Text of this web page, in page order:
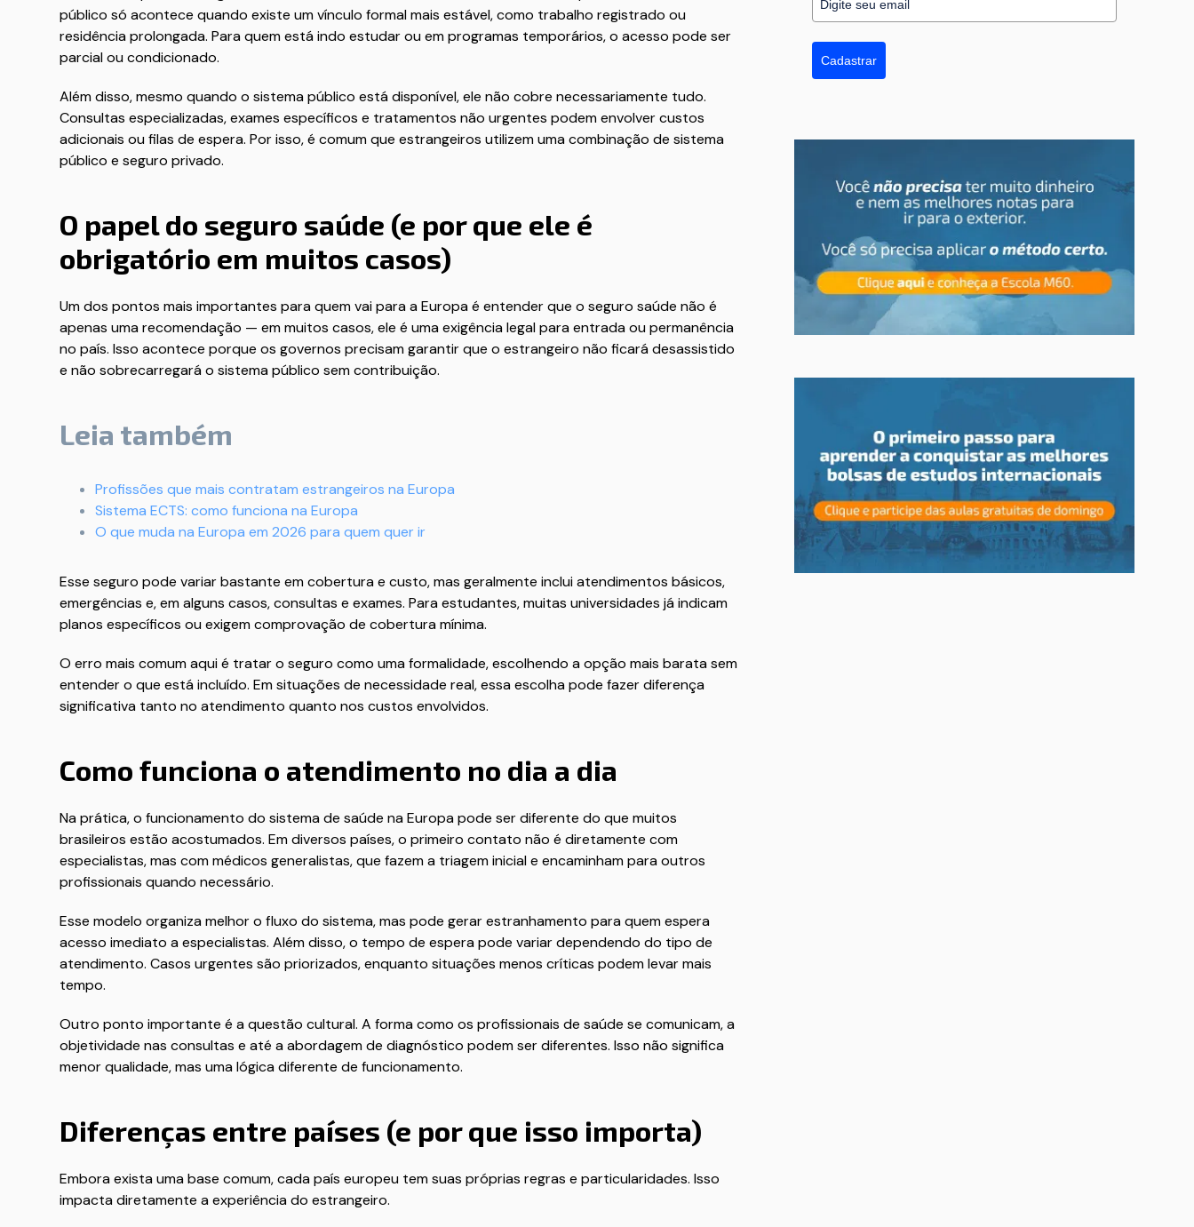
público só acontece quando existe um vínculo formal mais estável, como trabalho registrado ou
residência prolongada. Para quem está indo estudar ou em programas temporários, o acesso pode ser
parcial ou condicionado.
Além disso, mesmo quando o sistema público está disponível, ele não cobre necessariamente tudo.
Consultas especializadas, exames específicos e tratamentos não urgentes podem envolver custos
adicionais ou filas de espera. Por isso, é comum que estrangeiros utilizem uma combinação de sistema
público e seguro privado.
O papel do seguro saúde (e por que ele é
obrigatório em muitos casos)
Um dos pontos mais importantes para quem vai para a Europa é entender que o seguro saúde não é
apenas uma recomendação — em muitos casos, ele é uma exigência legal para entrada ou permanência
no país. Isso acontece porque os governos precisam garantir que o estrangeiro não ficará desassistido
e não sobrecarregará o sistema público sem contribuição.
Leia também
Profissões que mais contratam estrangeiros na Europa
Sistema ECTS: como funciona na Europa
O que muda na Europa em 2026 para quem quer ir
Esse seguro pode variar bastante em cobertura e custo, mas geralmente inclui atendimentos básicos,
emergências e, em alguns casos, consultas e exames. Para estudantes, muitas universidades já indicam
planos específicos ou exigem comprovação de cobertura mínima.
O erro mais comum aqui é tratar o seguro como uma formalidade, escolhendo a opção mais barata sem
entender o que está incluído. Em situações de necessidade real, essa escolha pode fazer diferença
significativa tanto no atendimento quanto nos custos envolvidos.
Como funciona o atendimento no dia a dia
Na prática, o funcionamento do sistema de saúde na Europa pode ser diferente do que muitos
brasileiros estão acostumados. Em diversos países, o primeiro contato não é diretamente com
especialistas, mas com médicos generalistas, que fazem a triagem inicial e encaminham para outros
profissionais quando necessário.
Esse modelo organiza melhor o fluxo do sistema, mas pode gerar estranhamento para quem espera
acesso imediato a especialistas. Além disso, o tempo de espera pode variar dependendo do tipo de
atendimento. Casos urgentes são priorizados, enquanto situações menos críticas podem levar mais
tempo.
Outro ponto importante é a questão cultural. A forma como os profissionais de saúde se comunicam, a
objetividade nas consultas e até a abordagem de diagnóstico podem ser diferentes. Isso não significa
menor qualidade, mas uma lógica diferente de funcionamento.
Diferenças entre países (e por que isso importa)
Embora exista uma base comum, cada país europeu tem suas próprias regras e particularidades. Isso
impacta diretamente a experiência do estrangeiro.
Cadastrar